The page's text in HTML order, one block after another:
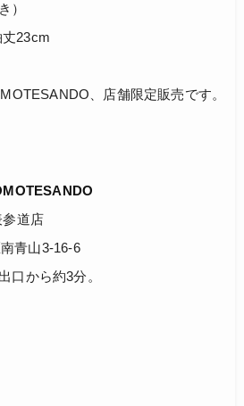
）
23cm
、店舗限定販売です。
参道店
青山3-16-6
口から約3分。